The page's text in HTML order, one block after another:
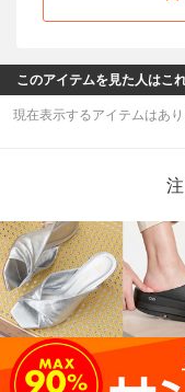
このアイテムを見た人はこ
現在表示するアイテムはあり